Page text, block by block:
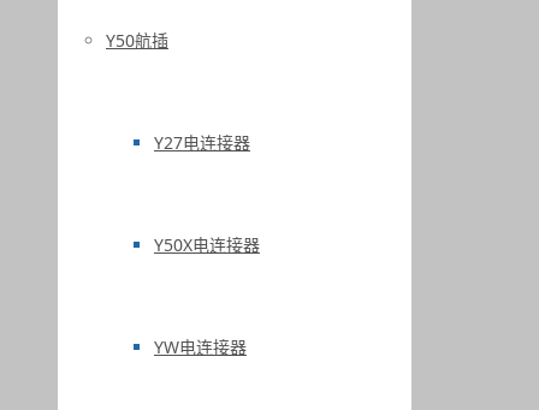
Y50航插
Y27电连接器
Y50X电连接器
YW电连接器